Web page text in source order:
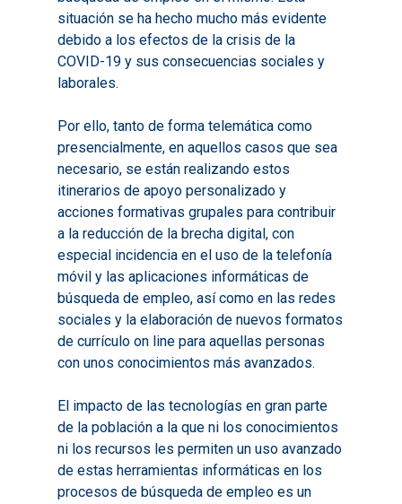
situación se ha hecho mucho más evidente
debido a los efectos de la crisis de la
COVID-19 y sus consecuencias sociales y
laborales.
Por ello, tanto de forma telemática como
presencialmente, en aquellos casos que sea
necesario, se están realizando estos
itinerarios de apoyo personalizado y
acciones formativas grupales para contribuir
a la reducción de la brecha digital, con
especial incidencia en el uso de la telefonía
móvil y las aplicaciones informáticas de
búsqueda de empleo, así como en las redes
sociales y la elaboración de nuevos formatos
de currículo on line para aquellas personas
con unos conocimientos más avanzados.
El impacto de las tecnologías en gran parte
de la población a la que ni los conocimientos
ni los recursos les permiten un uso avanzado
de estas herramientas informáticas en los
procesos de búsqueda de empleo es un
Presentación
Qué es Avalem
Misiones
Diagnósticos
Publicaciones